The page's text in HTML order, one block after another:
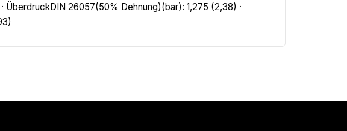
ÜberdruckDIN 26057(50% Dehnung)(bar): 1,275 (2,38) ·